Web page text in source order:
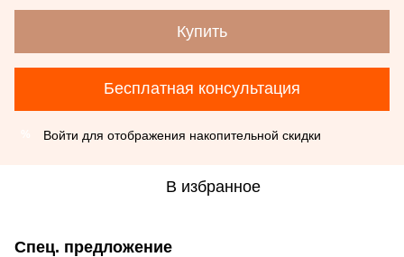
Купить
Бесплатная консультация
Войти для отображения накопительной скидки
В избранное
Спец. предложение